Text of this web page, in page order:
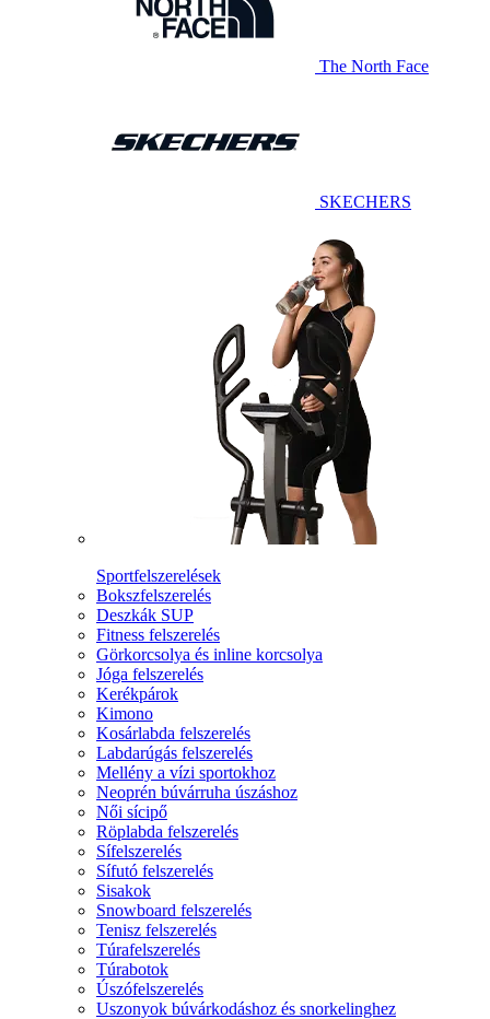
The North Face
SKECHERS
Sportfelszerelések
Bokszfelszerelés
Deszkák SUP
Fitness felszerelés
Görkorcsolya és inline korcsolya
Jóga felszerelés
Kerékpárok
Kimono
Kosárlabda felszerelés
Labdarúgás felszerelés
Mellény a vízi sportokhoz
Neoprén búvárruha úszáshoz
Női sícipő
Röplabda felszerelés
Sífelszerelés
Sífutó felszerelés
Sisakok
Snowboard felszerelés
Tenisz felszerelés
Túrafelszerelés
Túrabotok
Úszófelszerelés
Uszonyok búvárkodáshoz és snorkelinghez